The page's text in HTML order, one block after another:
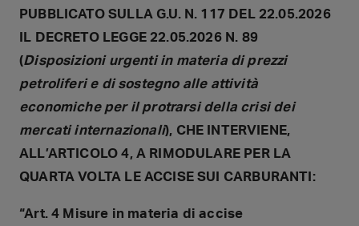
PUBBLICATO SULLA G.U. N. 117 DEL 22.05.2026
IL DECRETO LEGGE 22.05.2026 N. 89
(Disposizioni urgenti in materia di prezzi
petroliferi e di sostegno alle attività
economiche per il protrarsi della crisi dei
mercati internazionali), CHE INTERVIENE,
ALL’ARTICOLO 4, A RIMODULARE PER LA
QUARTA VOLTA LE ACCISE SUI CARBURANTI:
“Art. 4 Misure in materia di accise